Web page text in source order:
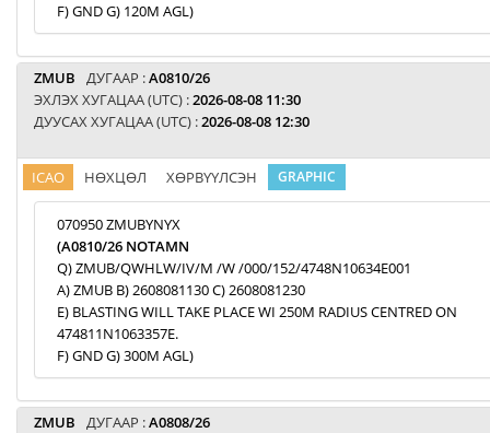
F) GND G) 120M AGL)
ZMUB ДУГААР :A0810/26
ЭХЛЭХ ХУГАЦАА (UTC) :2026-08-08 11:30
ДУУСАХ ХУГАЦАА (UTC) :2026-08-08 12:30
ICAO НӨХЦӨЛ ХӨРВҮҮЛСЭН GRAPHIC
070950 ZMUBYNYX
(A0810/26 NOTAMN
Q) ZMUB/QWHLW/IV/M /W /000/152/4748N10634E001
A) ZMUB B) 2608081130 C) 2608081230
E) BLASTING WILL TAKE PLACE WI 250M RADIUS CENTRED ON
474811N1063357E.
F) GND G) 300M AGL)
ZMUB ДУГААР :A0808/26